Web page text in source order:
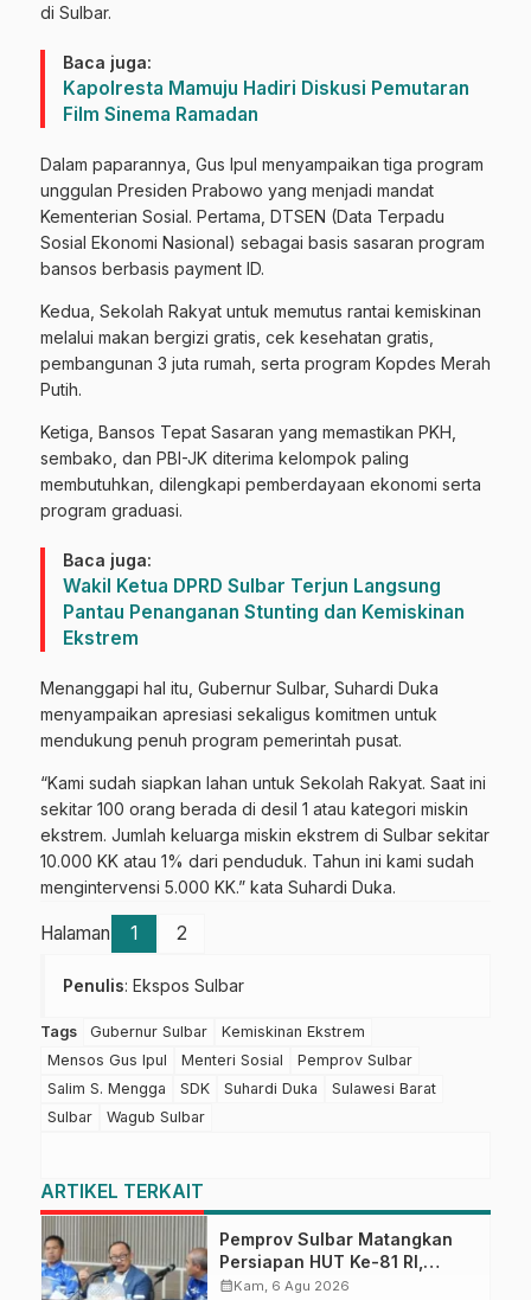
di Sulbar.
Baca juga:
Kapolresta Mamuju Hadiri Diskusi Pemutaran
Film Sinema Ramadan
Dalam paparannya, Gus Ipul menyampaikan tiga program
unggulan Presiden Prabowo yang menjadi mandat
Kementerian Sosial. Pertama, DTSEN (Data Terpadu
Sosial Ekonomi Nasional) sebagai basis sasaran program
bansos berbasis payment ID.
Kedua, Sekolah Rakyat untuk memutus rantai kemiskinan
melalui makan bergizi gratis, cek kesehatan gratis,
pembangunan 3 juta rumah, serta program Kopdes Merah
Putih.
Ketiga, Bansos Tepat Sasaran yang memastikan PKH,
sembako, dan PBI-JK diterima kelompok paling
membutuhkan, dilengkapi pemberdayaan ekonomi serta
program graduasi.
Baca juga:
Wakil Ketua DPRD Sulbar Terjun Langsung
Pantau Penanganan Stunting dan Kemiskinan
Ekstrem
Menanggapi hal itu, Gubernur Sulbar, Suhardi Duka
menyampaikan apresiasi sekaligus komitmen untuk
mendukung penuh program pemerintah pusat.
“Kami sudah siapkan lahan untuk Sekolah Rakyat. Saat ini
sekitar 100 orang berada di desil 1 atau kategori miskin
ekstrem. Jumlah keluarga miskin ekstrem di Sulbar sekitar
10.000 KK atau 1% dari penduduk. Tahun ini kami sudah
mengintervensi 5.000 KK.” kata Suhardi Duka.
Halaman 1 2
Penulis: Ekspos Sulbar
Tags Gubernur Sulbar
Kemiskinan Ekstrem
Mensos Gus Ipul
Menteri Sosial
Pemprov Sulbar
Salim S. Mengga
SDK Suhardi Duka
Sulawesi Barat
Sulbar
Wagub Sulbar
ARTIKEL TERKAIT
Pemprov Sulbar Matangkan
Persiapan HUT Ke-81 RI,
Puncak Upacara di Lapangan
calendar_monthKam, 6 Agu 2026